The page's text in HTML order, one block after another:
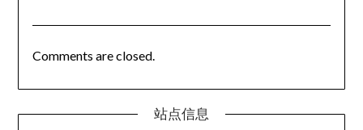
Comments are closed.
站点信息